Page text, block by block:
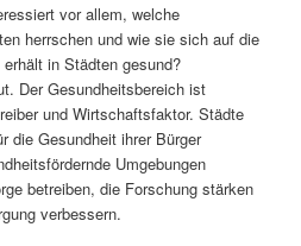
vor allem, welche
herrschen und wie sie sich auf die
in Städten gesund?
Der Gesundheitsbereich ist
und Wirtschaftsfaktor. Städte
die Gesundheit ihrer Bürger
Umgebungen
betreiben, die Forschung stärken
verbessern.